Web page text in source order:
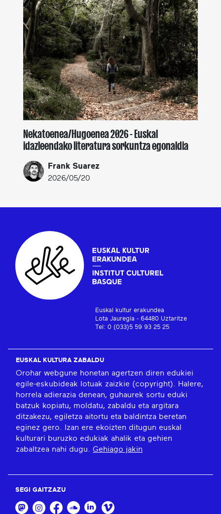
Nekatoenea/Hugoenea 2026 - Euskal
idazleendako literatura sorkuntza egonaldia
Frank Suarez
2026/05/20
Euskal kultur erakundea
Lota Jauregia - 64480 Uztaritze
Tel: 0 (033)5 59 93 25 25
EUSKAL KULTURA ZABALDU
Orohar webgune honetan agertzen diren edukiei
egile-eskubideak lotuak zaizkie (copyright). Halere,
horrela adierazia denean, guhaurek sortu eduki
batzuk kopiatu, moldatu, zabaldu eta argitara
ditzakezu, egiletza aitortu eta baldintza beretan
eginez gero. Izan ere ekoizten ditugun euskal
kulturari buruzko edukiak ahalik eta gehien
zabaltzea nahi dugu. Gehiago jakin
SEGI GAITZAZU